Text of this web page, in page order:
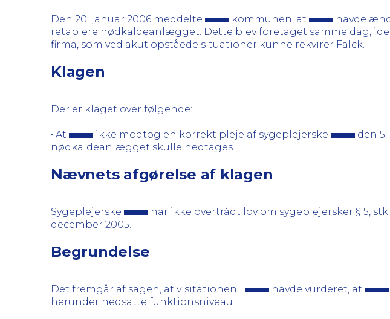
Den 20. januar 2006 meddelte kommunen, at
havde
retablere nødkaldeanlægget. Dette blev foretaget samme dag,
firma, som ved akut opståede situationer kunne rekvirer Falck.
Klagen
Der er klaget over følgende:
• At ikke modtog en korrekt pleje af sygeplejerske
den
nødkaldeanlægget skulle nedtages.
Nævnets afgørelse af klagen
Sygeplejerske
har ikke overtrådt lov om sygeplejersker § 5,
december 2005.
Begrundelse
Det fremgår af sagen, at visitationen i havde vurderet, at
herunder nedsatte funktionsniveau.